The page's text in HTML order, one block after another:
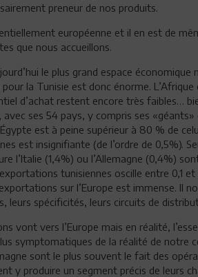
preneur de nos produits.
européenne et il en est de
que nous accueillons.
le plus grand espace
la Tunisie est donc énorme.
d’achat restent encore très faibles…
avec ses 54 pays, y compris ses
est à peine supérieur à 80 % de
est insignifiante (de l’ordre de 0,5%).
l’Italie (1,4%) ou l’Allemagne (0,4%)
tunisiennes oscille entre 0,1
sur l’Europe est immense. Il
leurs spécificités, leurs circuits de
vont vers l’Europe mais en réalité,
symptomatiques de la réalité de
sont le plus souvent le fait des
y produire un segment précis de leurs